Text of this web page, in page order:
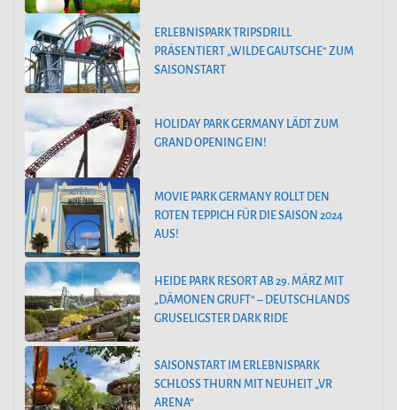
ERLEBNISPARK TRIPSDRILL
PRÄSENTIERT „WILDE GAUTSCHE“ ZUM
SAISONSTART
HOLIDAY PARK GERMANY LÄDT ZUM
GRAND OPENING EIN!
MOVIE PARK GERMANY ROLLT DEN
ROTEN TEPPICH FÜR DIE SAISON 2024
AUS!
HEIDE PARK RESORT AB 29. MÄRZ MIT
„DÄMONEN GRUFT“ – DEUTSCHLANDS
GRUSELIGSTER DARK RIDE
SAISONSTART IM ERLEBNISPARK
SCHLOSS THURN MIT NEUHEIT „VR
ARENA“